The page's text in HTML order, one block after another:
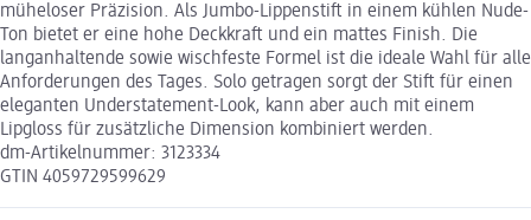
müheloser Präzision. Als Jumbo-Lippenstift in einem kühlen Nude-
Ton bietet er eine hohe Deckkraft und ein mattes Finish. Die
langanhaltende sowie wischfeste Formel ist die ideale Wahl für alle
Anforderungen des Tages. Solo getragen sorgt der Stift für einen
eleganten Understatement-Look, kann aber auch mit einem
Lipgloss für zusätzliche Dimension kombiniert werden.
dm-Artikelnummer: 3123334
GTIN 4059729599629